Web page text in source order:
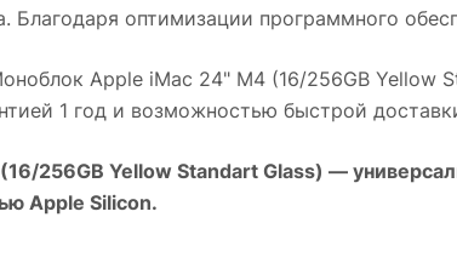
Благодаря оптимизации программного
Apple iMac 24" M4 (16/256GB Yellow
1 год и возможностью быстрой
256GB Yellow Standart Glass) —
Apple Silicon.